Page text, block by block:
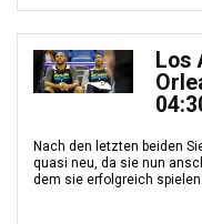
Los
Nach den letzten beiden
quasi neu, da sie nun
dem sie erfolgreich spielen